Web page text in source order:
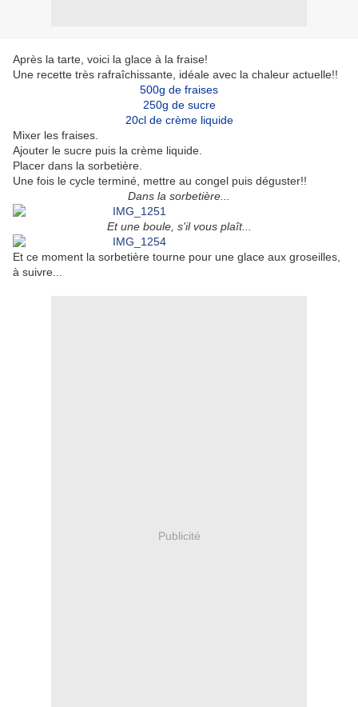
Après la tarte, voici la glace à la fraise!
Une recette très rafraîchissante, idéale avec la chaleur actuelle!!
500g de fraises
250g de sucre
20cl de crème liquide
Mixer les fraises.
Ajouter le sucre puis la crème liquide.
Placer dans la sorbetière.
Une fois le cycle terminé, mettre au congel puis déguster!!
Dans la sorbetière...
Et une boule, s'il vous plaît...
Et ce moment la sorbetière tourne pour une glace aux groseilles,
à suivre...
Publicité